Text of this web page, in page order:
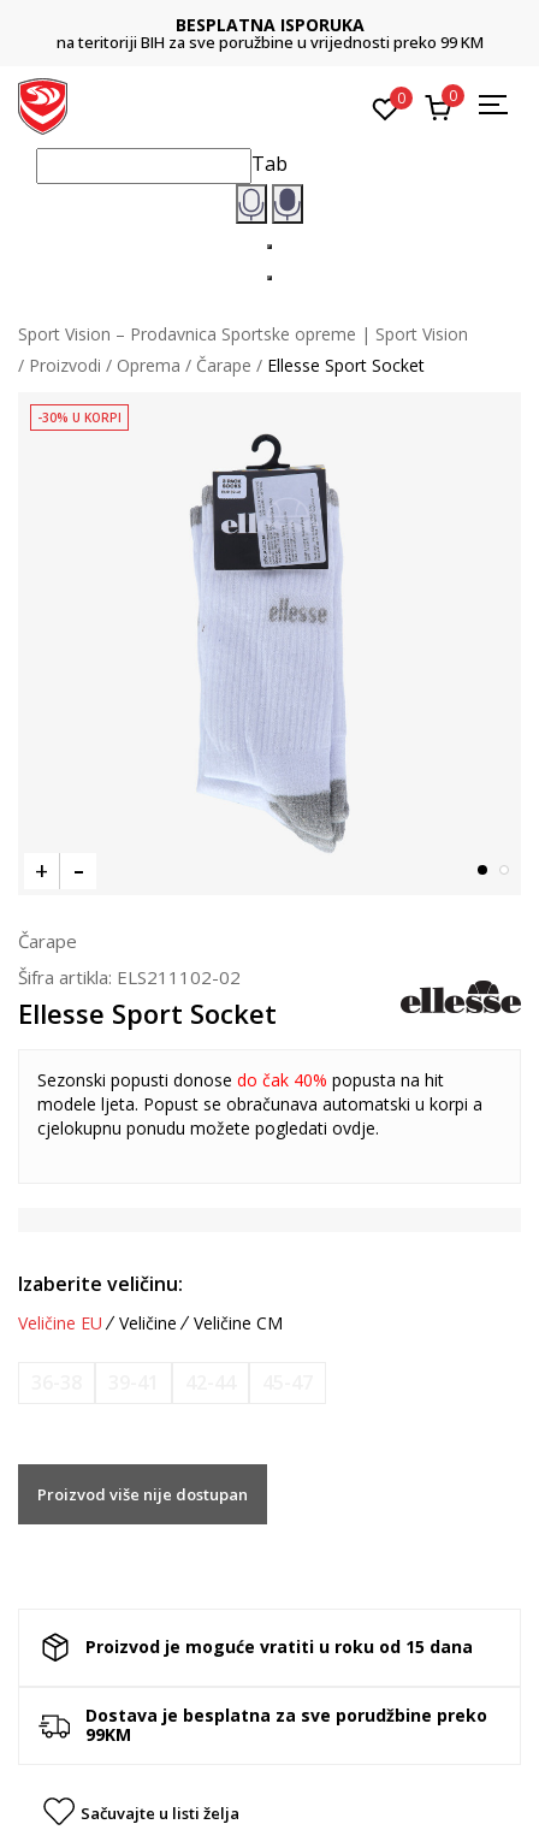
BESPLATNA ISPORUKA
na teritoriji BIH za sve poružbine u vrijednosti preko 99 KM
0 0
Tab
Sport Vision – Prodavnica Sportske opreme | Sport Vision
Proizvodi
Oprema Čarape Ellesse Sport Socket
-30% U KORPI
Čarape
Šifra artikla: ELS211102-02
Ellesse Sport Socket
Sezonski popusti donose do čak 40% popusta na hit
modele ljeta. Popust se obračunava automatski u korpi a
cjelokupnu ponudu možete pogledati ovdje.
Izaberite veličinu:
Veličine EU Veličine Veličine CM
Proizvod više nije dostupan
Proizvod je moguće vratiti u roku od 15 dana
Dostava je besplatna za sve porudžbine preko
99KM
Sačuvajte u listi želja